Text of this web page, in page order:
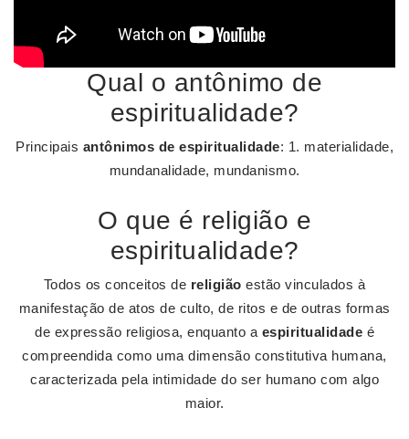
Qual o antônimo de
espiritualidade?
Principais antônimos de espiritualidade: 1. materialidade,
mundanalidade, mundanismo.
O que é religião e
espiritualidade?
Todos os conceitos de religião estão vinculados à
manifestação de atos de culto, de ritos e de outras formas
de expressão religiosa, enquanto a espiritualidade é
compreendida como uma dimensão constitutiva humana,
caracterizada pela intimidade do ser humano com algo
maior.